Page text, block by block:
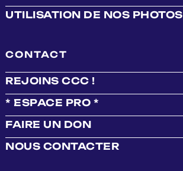
UTILISATION DE NOS PHOTOS
CONTACT
REJOINS CCC !
* ESPACE PRO *
FAIRE UN DON
NOUS CONTACTER